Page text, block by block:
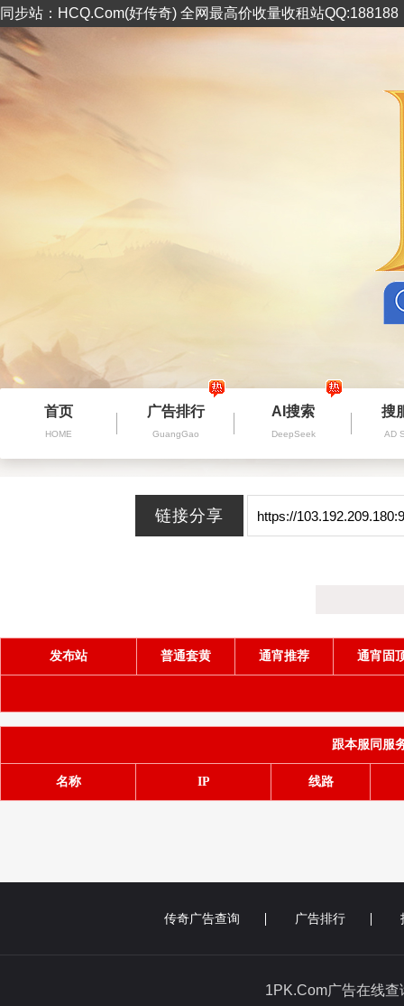
同步站：HCQ.Com(好传奇) 全网最高价收量收租站
首页
HOME
广告排行
GuangGao
AI搜索
DeepSeek
搜
AD
发布站 普通套黄 通宵推荐 通宵固
跟本服同服
名称 IP 线路
传奇广告查询 广告排行
1PK.Com广告在